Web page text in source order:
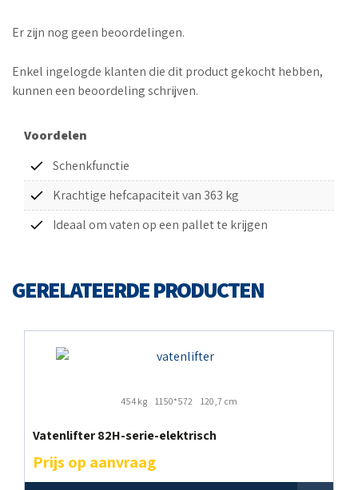
Er zijn nog geen beoordelingen.
Enkel ingelogde klanten die dit product gekocht hebben,
kunnen een beoordeling schrijven.
Voordelen
Schenkfunctie
Krachtige hefcapaciteit van 363 kg
Ideaal om vaten op een pallet te krijgen
GERELATEERDE PRODUCTEN
454 kg 1150*572 120,7 cm
Vatenlifter 82H-serie-elektrisch
Prijs op aanvraag